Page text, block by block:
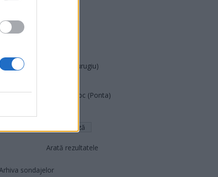
PUSL (D. Voiculescu)
PNȚCD (Pavelescu)
Partidul Patrioților (Surugiu)
România pe Primul Loc (Ponta)
Arată rezultatele
sondajelor